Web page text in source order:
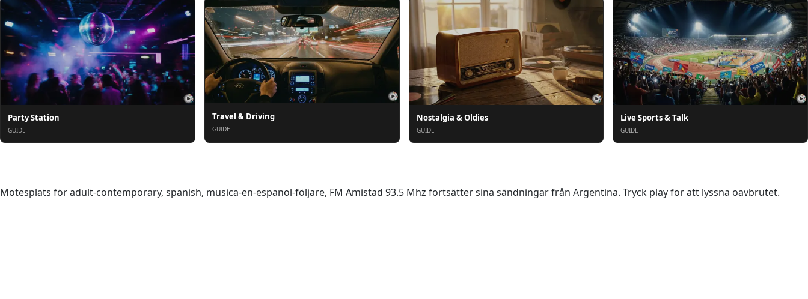
Party Station
GUIDE
Travel & Driving
GUIDE
Nostalgia & Oldies
GUIDE
Live Sports & Talk
GUIDE
Mötesplats för adult-contemporary, spanish, musica-en-espanol-följare, FM Amistad 93.5 Mhz fortsätter sina sändningar från Argentina. Tryck play för att lyssna oavbrutet.